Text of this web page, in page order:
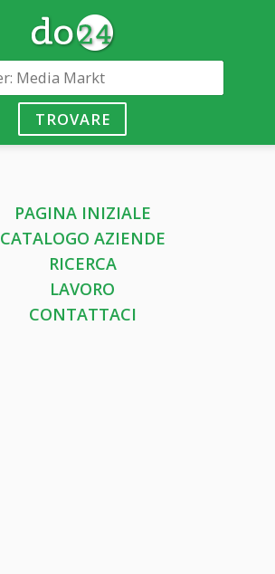
TROVARE
PAGINA INIZIALE
CATALOGO AZIENDE
RICERCA
LAVORO
CONTATTACI